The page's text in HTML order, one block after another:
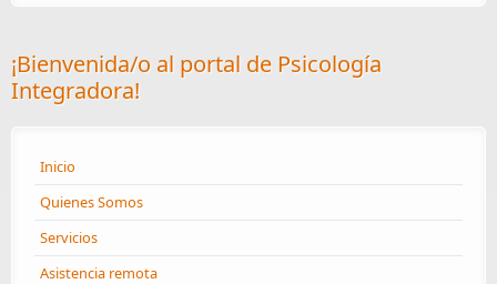
¡Bienvenida/o al portal de Psicología
Integradora!
Inicio
Quienes Somos
Servicios
Asistencia remota